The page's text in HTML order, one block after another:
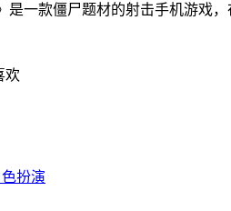
一款僵尸题材的射击手机游戏，
欢
扮演